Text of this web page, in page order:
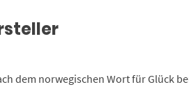
dem norwegischen Wort für Glück